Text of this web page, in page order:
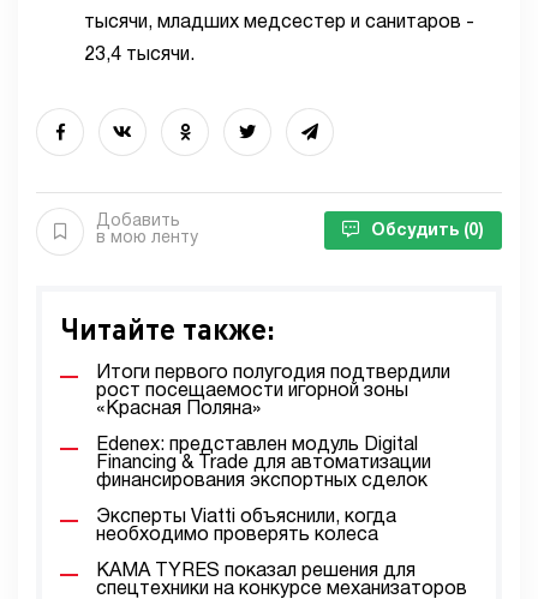
тысячи, младших медсестер и санитаров -
23,4 тысячи.
Добавить
в мою ленту
Обсудить (0)
Читайте также:
Итоги первого полугодия подтвердили
рост посещаемости игорной зоны
«Красная Поляна»
Edenex: представлен модуль Digital
Financing & Trade для автоматизации
финансирования экспортных сделок
Эксперты Viatti объяснили, когда
необходимо проверять колеса
KAMA TYRES показал решения для
спецтехники на конкурсе механизаторов